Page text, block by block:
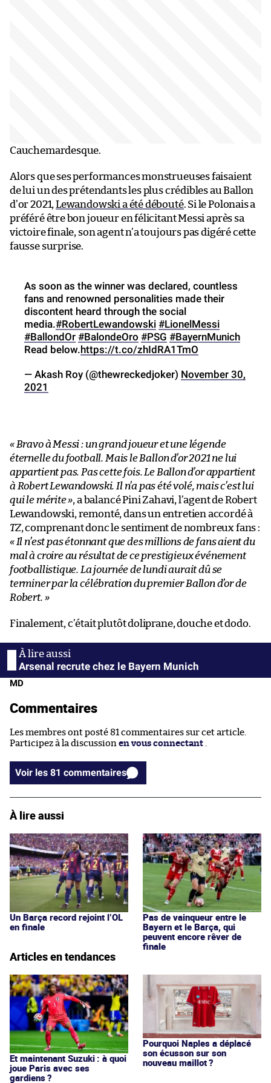
Cauchemardesque.
Alors que ses performances monstrueuses faisaient
de lui un des prétendants les plus crédibles au Ballon
d’or 2021,Lewandowski a été débouté. Si le Polonais a
préféré être bon joueur en félicitant Messi après sa
victoire finale, son agent n’a toujours pas digéré cette
fausse surprise.
As soon as the winner was declared, countless
fans and renowned personalities made their
discontent heard through the social
media.#RobertLewandowski #LionelMessi
#BallondOr #BalondeOro #PSG #BayernMunich
Read below.https://t.co/zhIdRA1TmO
— Akash Roy (@thewreckedjoker) November 30,
2021
« Bravo à Messi : un grand joueur et une légende
éternelle du football. Mais le Ballon d’or 2021 ne lui
appartient pas. Pas cette fois. Le Ballon d’or appartient
à Robert Lewandowski. Il n’a pas été volé, mais c’est lui
qui le mérite », a balancé Pini Zahavi, l’agent de Robert
Lewandowski, remonté, dans un entretien accordé à
TZ, comprenant donc le sentiment de nombreux fans :
« Il n’est pas étonnant que des millions de fans aient du
mal à croire au résultat de ce prestigieux événement
footballistique. La journée de lundi aurait dû se
terminer par la célébration du premier Ballon d’or de
Robert. »
Finalement, c’était plutôt doliprane, douche et dodo.
Arsenal recrute chez le Bayern Munich
MD
Commentaires
Les membres ont posté 81 commentaires sur cet article.
Participez à la discussion en vous connectant
Voir les 81 commentaires
À lire aussi
Un Barça record rejoint l’OL
en finale
Pas de vainqueur entre le
Bayern et le Barça, qui
peuvent encore rêver de
finale
Articles en tendances
Et maintenant Suzuki : à quoi
joue Paris avec ses
gardiens ?
Pourquoi Naples a déplacé
son écusson sur son
nouveau maillot ?